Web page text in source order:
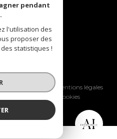
L'Agence Invest
droits réservés
partenaires
Mentions légales
Cookies
pendant
l'utilisation des
proposer des
statistiques !